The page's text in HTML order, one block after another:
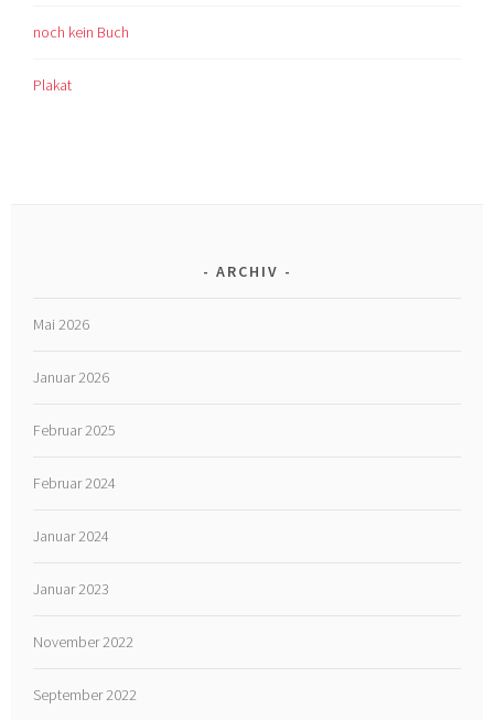
noch kein Buch
Plakat
ARCHIV
Mai 2026
Januar 2026
Februar 2025
Februar 2024
Januar 2024
Januar 2023
November 2022
September 2022